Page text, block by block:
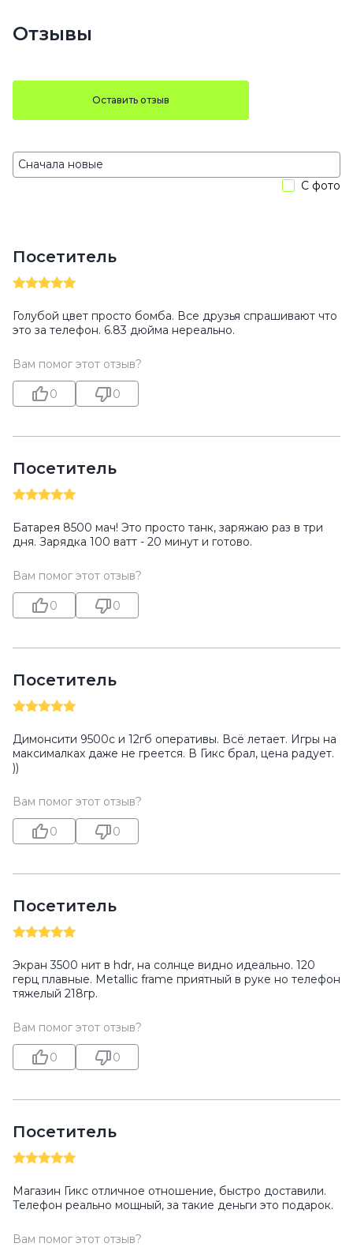
Отзывы
Оставить отзыв
С фото
Посетитель
Голубой цвет просто бомба. Все друзья спрашивают что
это за телефон. 6.83 дюйма нереально.
Вам помог этот отзыв?
0 0
Посетитель
Батарея 8500 мач! Это просто танк, заряжаю раз в три
дня. Зарядка 100 ватт - 20 минут и готово.
Вам помог этот отзыв?
0 0
Посетитель
Димонсити 9500с и 12гб оперативы. Всё летает. Игры на
максималках даже не греется. В Гикс брал, цена радует.
))
Вам помог этот отзыв?
0 0
Посетитель
Экран 3500 нит в hdr, на солнце видно идеально. 120
герц плавные. Metallic frame приятный в руке но телефон
тяжелый 218гр.
Вам помог этот отзыв?
0 0
Посетитель
Магазин Гикс отличное отношение, быстро доставили.
Телефон реально мощный, за такие деньги это подарок.
Вам помог этот отзыв?